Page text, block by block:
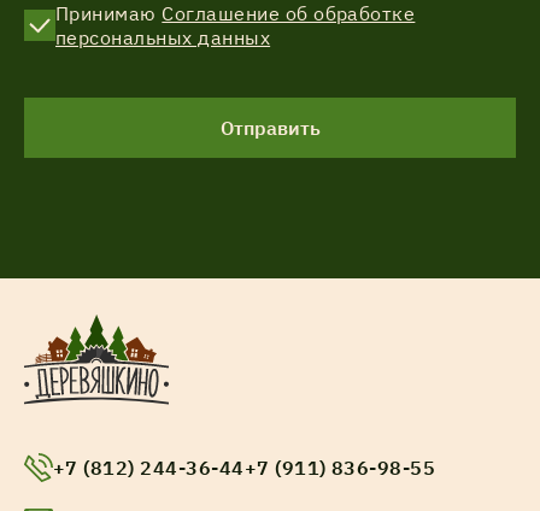
Принимаю Соглашение об обработке
персональных данных
Отправить
+7 (812) 244-36-44+7 (911) 836-98-55